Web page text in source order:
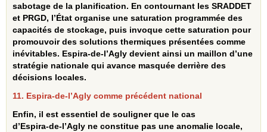
sabotage de la planification. En contournant les SRADDET
et PRGD, l’État organise une saturation programmée des
capacités de stockage, puis invoque cette saturation pour
promouvoir des solutions thermiques présentées comme
inévitables. Espira‑de‑l’Agly devient ainsi un maillon d’une
stratégie nationale qui avance masquée derrière des
décisions locales.
11. Espira-de-l’Agly comme précédent national
Enfin, il est essentiel de souligner que le cas
d’Espira‑de‑l’Agly ne constitue pas une anomalie locale,